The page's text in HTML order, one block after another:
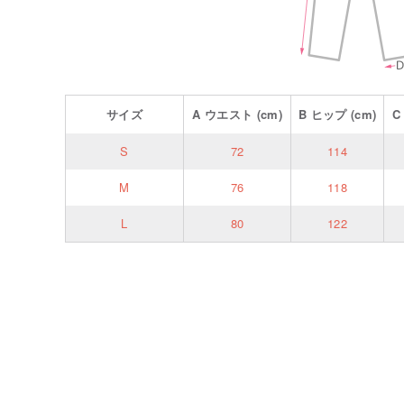
サイズ A ウエスト (cm) B ヒップ(cm) C
S 72 114
M 76 118
L 80 122